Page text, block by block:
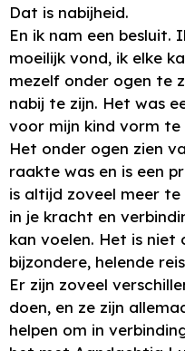
Dat is nabijheid.
En ik nam een
moeilijk vond, ik elke
mezelf onder ogen te
nabij te zijn. Het was
voor mijn kind vorm te
Het onder ogen zien
raakte was en is een
is altijd zoveel meer
in je kracht en
kan voelen. Het is
bijzondere, helende
Er zijn zoveel
doen, en ze zijn
helpen om in